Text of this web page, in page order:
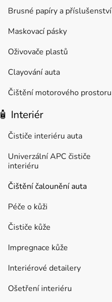
Brusné papíry a příslušenství
Maskovací pásky
Oživovače plastů
Clayování auta
Čištění motorového prostoru
🧴 Interiér
Čističe interiéru auta
Univerzální APC čističe
interiéru
Čištění čalounění auta
Péče o kůži
Čističe kůže
Impregnace kůže
Interiérové detailery
Ošetření interiéru